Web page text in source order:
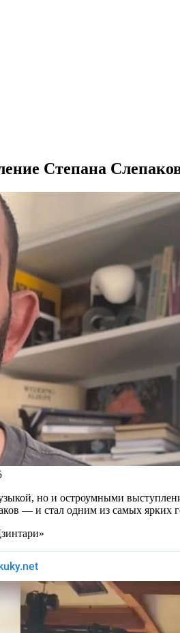
Степана
но и остроумными
— и стал одним из самых ярких